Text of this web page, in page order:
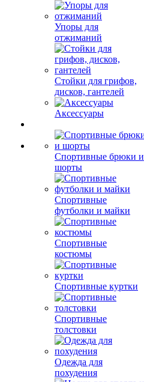
Упоры для
отжиманий
Стойки для грифов,
дисков, гантелей
Аксессуары
Спортивные брюки и
шорты
Спортивные
футболки и майки
Спортивные
костюмы
Спортивные куртки
Спортивные
толстовки
Одежда для
похудения